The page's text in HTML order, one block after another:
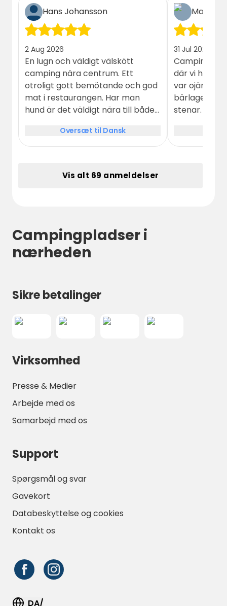
Hans Johansson
2 Aug 2026
En lugn och väldigt välskött
camping nära centrum. Ett
otroligt gott bemötande och god
mat i restaurangen. Har man
hund är det väldigt nära till både
Oversæt til Dansk
Mats
31 Jul 2026
Campingen
där vi hade
var ojämn
bärlager
stenar.
Trevlig
Vis alt 69 anmeldelser
Campingpladser i
nærheden
Sikre betalinger
Virksomhed
Presse & Medier
Arbejde med os
Samarbejd med os
Support
Spørgsmål og svar
Gavekort
Databeskyttelse og cookies
Kontakt os
DA/